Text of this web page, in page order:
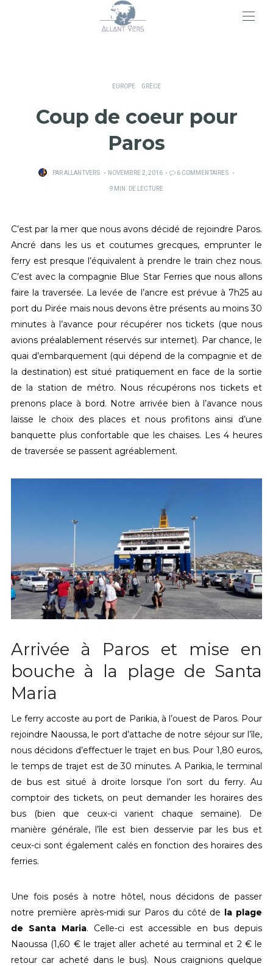
EUROPE GRÈCE
Coup de coeur pour
Paros
PARALLANTVERS
PUBLIÉ
SUR
NOVEMBRE 2, 2016
6 COMMENTAIRES
9 MIN. DE LECTURE
C’est par la mer que nous avons décidé de rejoindre Paros.
Ancré dans les us et coutumes grecques, emprunter le
ferry est presque l’équivalent à prendre le train chez nous.
C’est avec la compagnie Blue Star Ferries que nous allons
faire la traversée. La levée de l’ancre est prévue à 7h25 au
port du Pirée mais nous devons être présents au moins 30
minutes à l’avance pour récupérer nos tickets (que nous
avions préalablement réservés sur internet). Par chance, le
quai d’embarquement (qui dépend de la compagnie et de
la destination) est situé pratiquement en face de la sortie
de la station de métro. Nous récupérons nos tickets et
prenons place à bord. Notre arrivée bien à l’avance nous
laisse le choix des places et nous profitons ainsi d’une
banquette plus confortable que les chaises. Les 4 heures
de traversée se passent agréablement.
Arrivée à Paros et mise en
bouche à la plage de Santa
Maria
Le ferry accoste au port de Parikia, à l’ouest de Paros. Pour
rejoindre Naoussa, le port d’attache de notre séjour sur l’île,
nous décidons d’effectuer le trajet en bus. Pour 1,80 euros,
le temps de trajet est de 30 minutes. A Parikia, le terminal
de bus est situé à droite lorsque l’on sort du ferry. Au
comptoir des tickets, on peut demander les horaires des
bus (bien que ceux-ci varient chaque semaine). De
manière générale, l’île est bien desservie par les bus et
ceux-ci sont également calés en fonction des horaires des
ferries.
Une fois posés à notre hôtel, nous décidons de passer
notre première après-midi sur Paros du côté de
la plage
de Santa Maria. Celle-ci est accessible en bus depuis
Naoussa (1,60 € le trajet aller acheté au terminal et 2 € le
retour car acheté dans le bus). Nous craignions quelque